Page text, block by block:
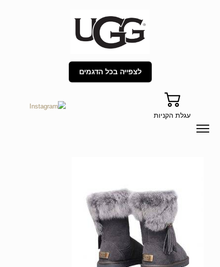
לצפייה בכל הדגמים
עגלת הקניות